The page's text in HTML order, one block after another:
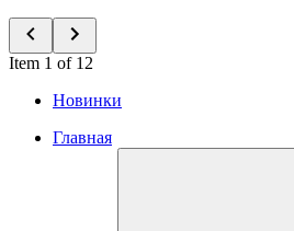
Item 1 of 12
Новинки
Главная